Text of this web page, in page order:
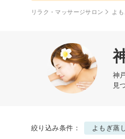
リラク・マッサージサロン よ
神
見
絞り込み条件： よもぎ蒸